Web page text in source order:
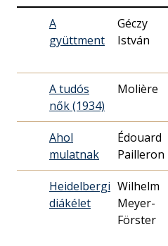
A
gyüttment
Géczy
István
A tudós
nők (1934)
Molière
Ahol
mulatnak
Édouard
Pailleron
Heidelbergi
diákélet
Wilhelm
Meyer-
Förster